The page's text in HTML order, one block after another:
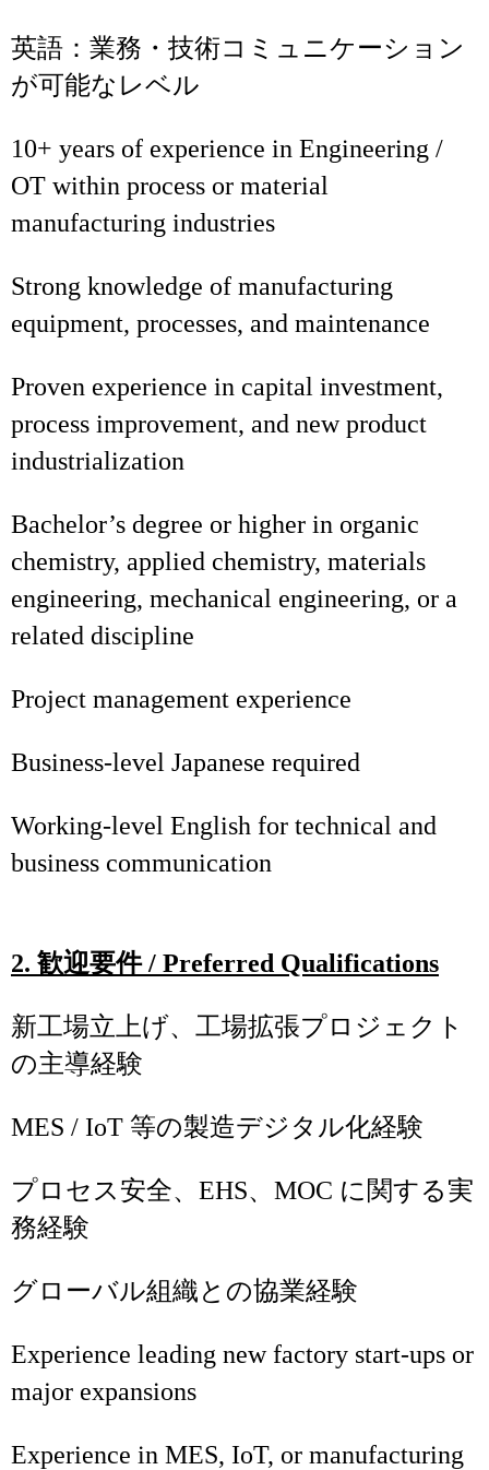
英語：業務・技術コミュニケーション
が可能なレベル
10+ years of experience in Engineering /
OT within process or material
manufacturing industries
Strong knowledge of manufacturing
equipment, processes, and maintenance
Proven experience in capital investment,
process improvement, and new product
industrialization
Bachelor’s degree or higher in organic
chemistry, applied chemistry, materials
engineering, mechanical engineering, or a
related discipline
Project management experience
Business‑level Japanese required
Working‑level English for technical and
business communication
2. 歓迎要件/ Preferred Qualifications
新工場立上げ、工場拡張プロジェクト
の主導経験
MES / IoT 等の製造デジタル化経験
プロセス安全、EHS、MOC に関する実
務経験
グローバル組織との協業経験
Experience leading new factory start‑ups or
major expansions
Experience in MES, IoT, or manufacturing